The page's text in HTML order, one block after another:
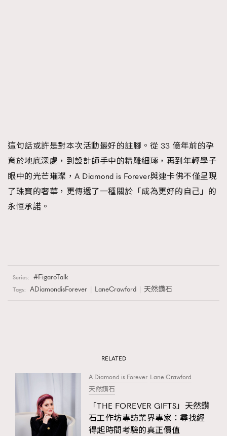
這句話或許是對本次活動最好的註腳。從 33 億年前的孕
育於地底深處，到設計師手中的精雕細琢，再到年輕學子
眼中的光芒璀璨，A Diamond is Forever與連卡佛不僅呈現
了珠寶的奢華，更傳遞了一種關於「成為更好的自己」的
永恒承諾。
Series: FigaroTalk
Tags: ADiamondisForever LaneCrawford 天然鑽石
RELATED
A Diamond is Forever Lane Crawford
天然鑽石
「THE FOREVER GIFTS」天然鑽
石工作坊專訪業界專家：尋找經
得起時間考驗的真正價值